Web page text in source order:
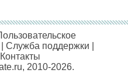
|Служба поддержки
Контакты
2010-2026.